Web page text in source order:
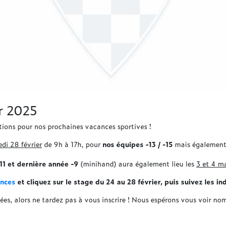
2025
pour nos prochaines vacances sportives !
28 février de 9h à 17h, pour nos équipes -13 / -15 mais
et dernière année -9 (minihand) aura également lieu les 3 et 4
et cliquez sur le stage du 24 au 28 février, puis suivez les
alors ne tardez pas à vous inscrire ! Nous espérons vous voir